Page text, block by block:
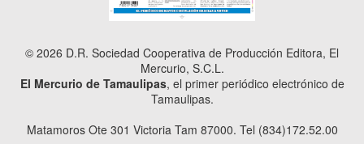
© 2026 D.R. Sociedad Cooperativa de Producción Editora, El
Mercurio, S.C.L.
El Mercurio de Tamaulipas, el primer periódico electrónico de
Tamaulipas.
Matamoros Ote 301 Victoria Tam 87000. Tel (834)172.52.00